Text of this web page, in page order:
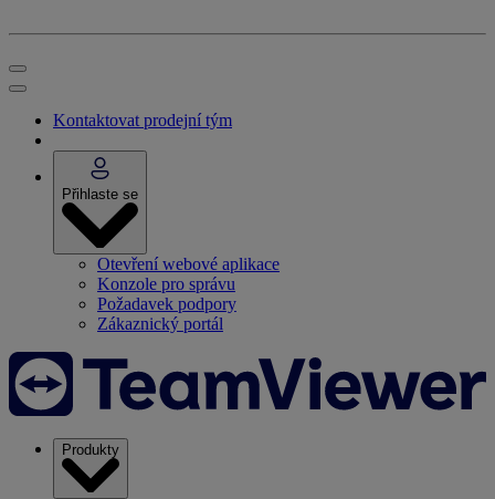
Kontaktovat prodejní tým
Přihlaste se
Otevření webové aplikace
Konzole pro správu
Požadavek podpory
Zákaznický portál
Produkty